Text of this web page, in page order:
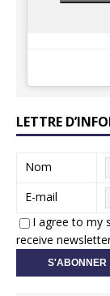
LETTRE
Nom
E-mail
I agree to my
receive